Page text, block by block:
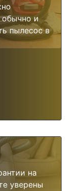
обычно и
пылесос в
на
уверены